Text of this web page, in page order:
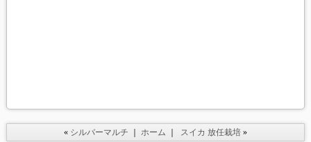
« シルバーマルチ ホーム スイカ 放任栽培»